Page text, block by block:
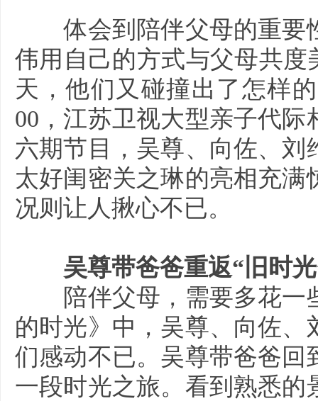
体会到陪伴父母的重要
伟用自己的方式与父母共度
天，他们又碰撞出了怎样
00，江苏卫视大型亲子代
六期节目，吴尊、向佐、
太好闺密关之琳的亮相充
况则让人揪心不已。
吴尊带爸爸重返“旧时
陪伴父母，需要多花一
的时光》中，吴尊、向佐
们感动不已。吴尊带爸爸回
一段时光之旅。看到熟悉